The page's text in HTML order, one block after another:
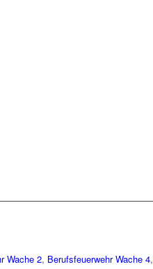
Wache 2, Berufsfeuerwehr Wache 4,